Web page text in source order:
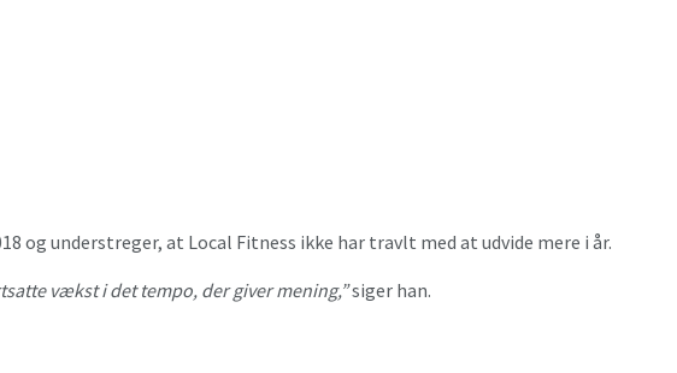
og understreger, at Local Fitness ikke har travlt med at udvide mere i år.
vækst i det tempo, der giver mening,”siger han.